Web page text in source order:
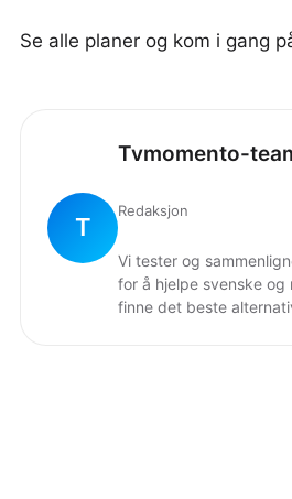
Se alle planer og kom i gang
T
Tvmomento-
Redaksjon
Vi tester og
for å hjelpe svenske
finne det beste